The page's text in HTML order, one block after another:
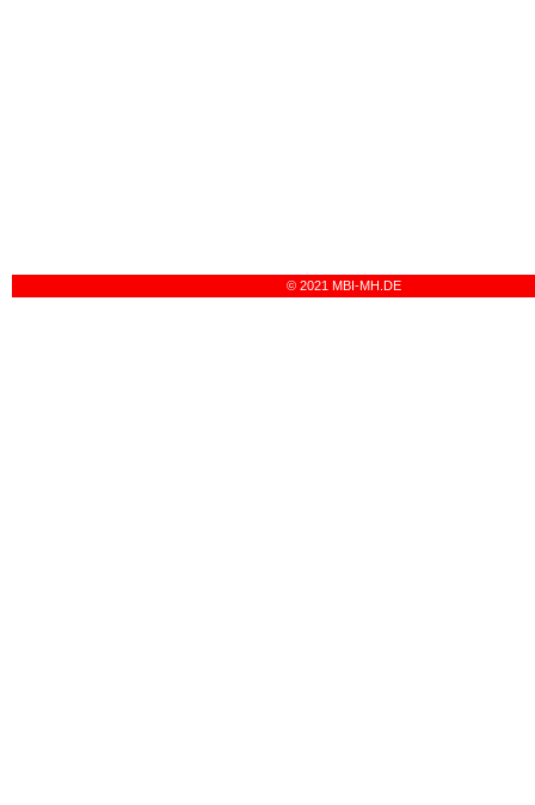
© 2021 MBI-MH.DE